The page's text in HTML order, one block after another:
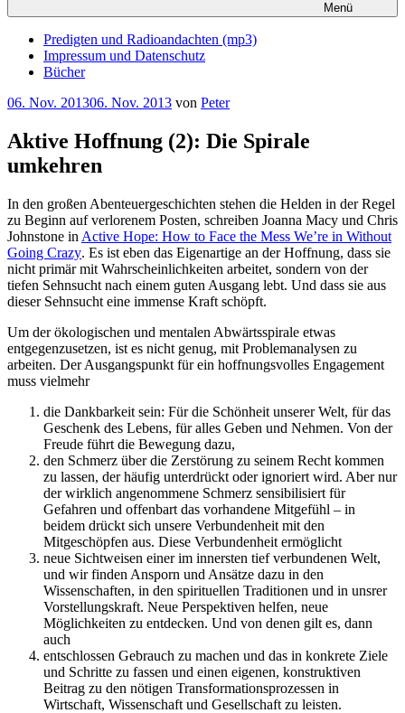
Menü
Predigten und Radioandachten (mp3)
Impressum und Datenschutz
Bücher
Veröffentlicht
06. Nov. 201306. Nov. 2013 von Peter
Aktive Hoffnung (2): Die Spirale
umkehren
In den großen Abenteuergeschichten stehen die Helden in der Regel
zu Beginn auf verlorenem Posten, schreiben Joanna Macy und Chris
Johnstone in Active Hope: How to Face the Mess We’re in Without
Going Crazy. Es ist eben das Eigenartige an der Hoffnung, dass sie
nicht primär mit Wahrscheinlichkeiten arbeitet, sondern von der
tiefen Sehnsucht nach einem guten Ausgang lebt. Und dass sie aus
dieser Sehnsucht eine immense Kraft schöpft.
Um der ökologischen und mentalen Abwärtsspirale etwas
entgegenzusetzen, ist es nicht genug, mit Problemanalysen zu
arbeiten. Der Ausgangspunkt für ein hoffnungsvolles Engagement
muss vielmehr
die Dankbarkeit sein: Für die Schönheit unserer Welt, für das
Geschenk des Lebens, für alles Geben und Nehmen. Von der
Freude führt die Bewegung dazu,
den Schmerz über die Zerstörung zu seinem Recht kommen
zu lassen, der häufig unterdrückt oder ignoriert wird. Aber nur
der wirklich angenommene Schmerz sensibilisiert für
Gefahren und offenbart das vorhandene Mitgefühl – in
beidem drückt sich unsere Verbundenheit mit den
Mitgeschöpfen aus. Diese Verbundenheit ermöglicht
neue Sichtweisen einer im innersten tief verbundenen Welt,
und wir finden Ansporn und Ansätze dazu in den
Wissenschaften, in den spirituellen Traditionen und in unsrer
Vorstellungskraft. Neue Perspektiven helfen, neue
Möglichkeiten zu entdecken. Und von denen gilt es, dann
auch
entschlossen Gebrauch zu machen und das in konkrete Ziele
und Schritte zu fassen und einen eigenen, konstruktiven
Beitrag zu den nötigen Transformationsprozessen in
Wirtschaft, Wissenschaft und Gesellschaft zu leisten.